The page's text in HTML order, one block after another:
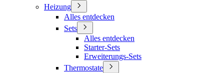
Heizung
Alles entdecken
Sets
Alles entdecken
Starter-Sets
Erweiterungs-Sets
Thermostate